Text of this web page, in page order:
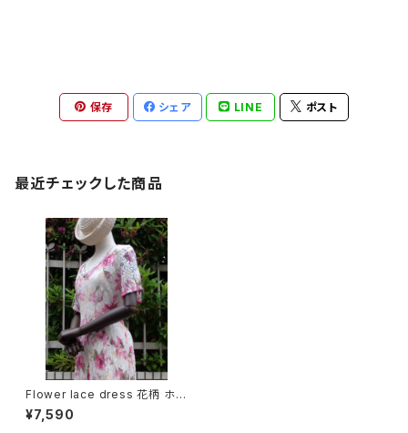
保存 シェア LINE ポスト
最近チェックした商品
Flower lace dress 花柄 ホワ
イト レース ワンピース
¥7,590